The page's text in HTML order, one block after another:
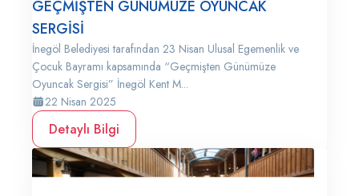
GEÇMİŞTEN GÜNÜMÜZE OYUNCAK
SERGİSİ
İnegöl Belediyesi tarafından 23 Nisan Ulusal Egemenlik ve
Çocuk Bayramı kapsamında “Geçmişten Günümüze
Oyuncak Sergisi” İnegöl Kent M...
22 Nisan 2025
Detaylı Bilgi